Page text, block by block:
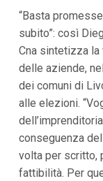
t
p
r
n
c
p
a
i
V
a
“Basta
subito”: così
Cna sintetizza
delle aziende,
dei comuni di
alle elezioni.
conseguenza
volta per scritto,
fattibilità. Per